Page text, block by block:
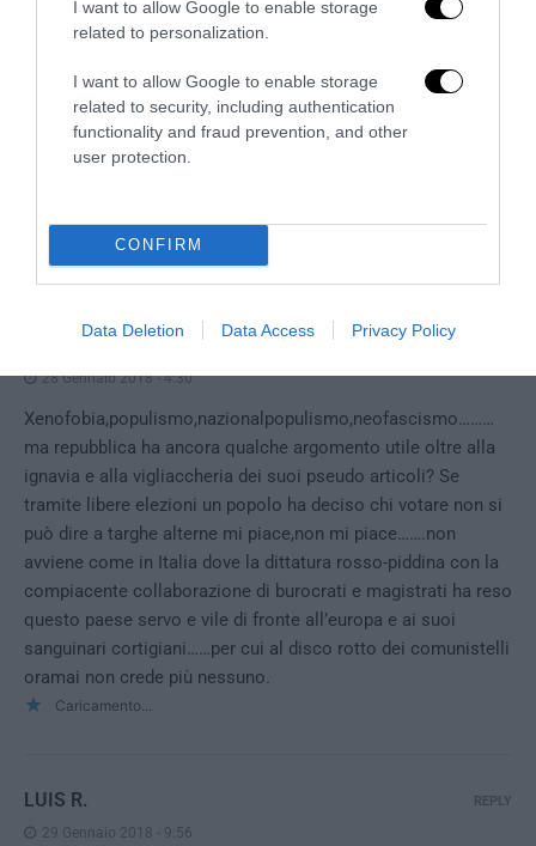
I want to allow Google to enable storage
related to personalization.
I want to allow Google to enable storage
related to security, including authentication
functionality and fraud prevention, and other
user protection.
CONFIRM
Data Deletion Data Access Privacy Policy
4 COMMENTS
CENZINO
Ottimo.
Caricamento...
28 Gennaio 2018 - 4:30
Xenofobia,populismo,nazionalpopulismo,neofascismo………
ma repubblica ha ancora qualche argomento utile oltre alla
ignavia e alla vigliaccheria dei suoi pseudo articoli? Se
tramite libere elezioni un popolo ha deciso chi votare non si
può dire a targhe alterne mi piace,non mi piace…….non
avviene come in Italia dove la dittatura rosso-piddina con la
compiacente collaborazione di burocrati e magistrati ha reso
questo paese servo e vile di fronte all’europa e ai suoi
sanguinari cortigiani……per cui al disco rotto dei comunistelli
oramai non crede più nessuno.
Caricamento...
LUIS R.
29 Gennaio 2018 - 9:56
REPLY